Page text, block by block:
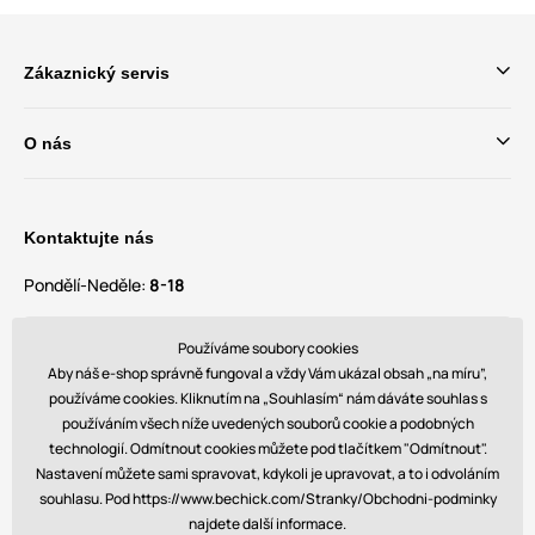
Zákaznický servis
O nás
Kontaktujte nás
Pondělí-Neděle: 8-18
Máte dotazy a návrhy?
contact@bechick.com
Najdete nás také na
Používáme soubory cookies
Aby náš e-shop správně fungoval a vždy Vám ukázal obsah „na míru”,
používáme cookies. Kliknutím na „Souhlasím“ nám dáváte souhlas s
používáním všech níže uvedených souborů cookie a podobných
technologií. Odmítnout cookies můžete pod tlačítkem "Odmítnout".
Nastavení můžete sami spravovat, kdykoli je upravovat, a to i odvoláním
souhlasu. Pod https://www.bechick.com/Stranky/Obchodni-podminky
najdete další informace.